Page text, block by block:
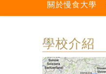
關於慢食大學
學校介紹